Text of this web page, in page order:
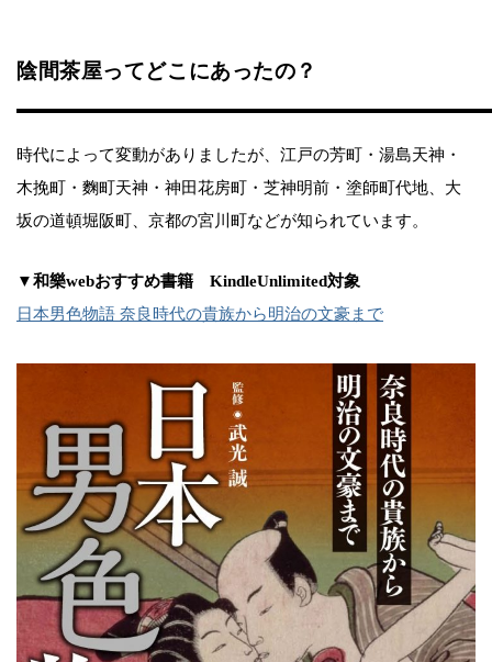
陰間茶屋ってどこにあったの？
時代によって変動がありましたが、江戸の芳町・湯島天神・
木挽町・麴町天神・神田花房町・芝神明前・塗師町代地、大
坂の道頓堀阪町、京都の宮川町などが知られています。
▼和樂webおすすめ書籍 KindleUnlimited対象
日本男色物語 奈良時代の貴族から明治の文豪まで